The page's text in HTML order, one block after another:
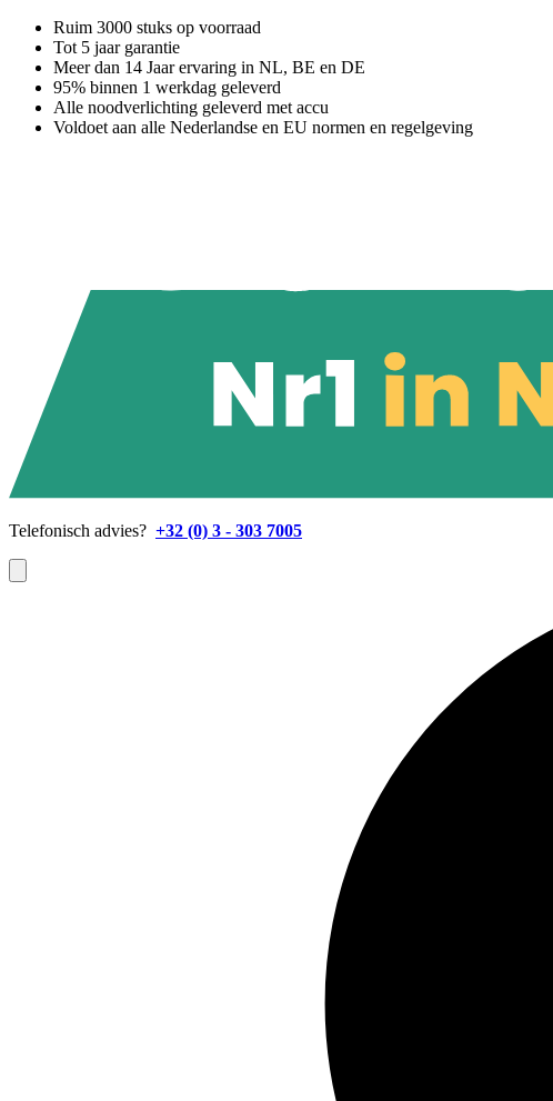
Ruim 3000 stuks op voorraad
Tot 5 jaar garantie
Meer dan 14 Jaar ervaring in NL, BE en DE
95% binnen 1 werkdag geleverd
Alle noodverlichting geleverd met accu
Voldoet aan alle Nederlandse en EU normen en regelgeving
Telefonisch advies? +32 (0) 3 - 303 7005